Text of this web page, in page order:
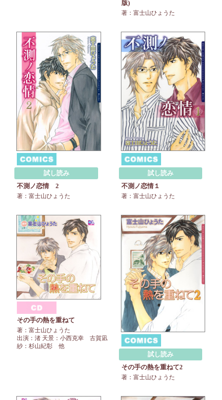
版)
著：富士山ひょうた
試し読み
不測ノ恋情 2
著：富士山ひょうた
試し読み
不測ノ恋情１
著：富士山ひょうた
その手の熱を重ねて
著：富士山ひょうた
出演：渚 天景：小西克幸 古賀凪
紗：杉山紀彰 他
試し読み
その手の熱を重ねて2
著：富士山ひょうた